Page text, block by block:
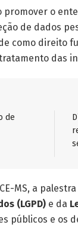
promover o
de dados
como direito
das
de
MS, a
(LGPD) e da
públicos e os